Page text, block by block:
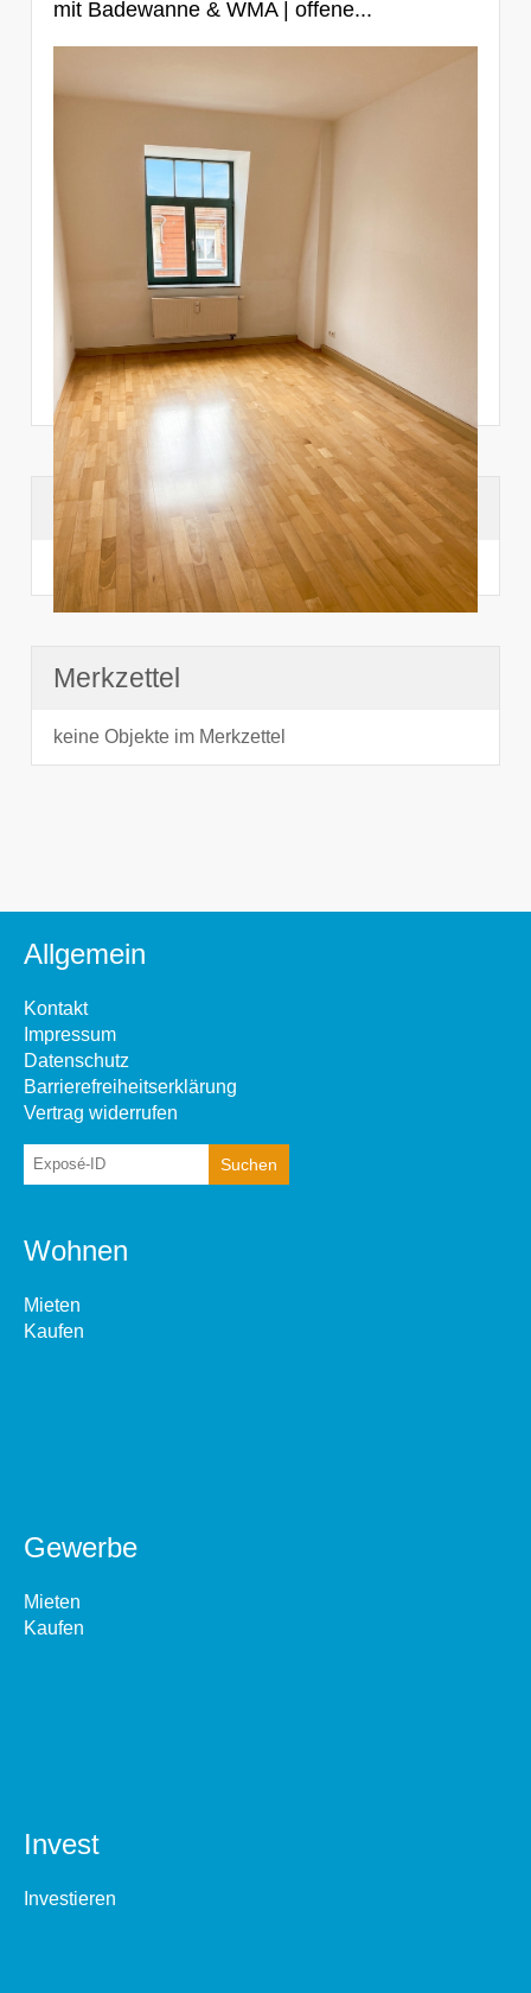
mit Badewanne & WMA | offene...
Suchhistorie
noch nichts angesehen
Merkzettel
keine Objekte im Merkzettel
Allgemein
Kontakt
Impressum
Datenschutz
Barrierefreiheitserklärung
Vertrag widerrufen
Wohnen
Mieten
Kaufen
Gewerbe
Mieten
Kaufen
Invest
Investieren